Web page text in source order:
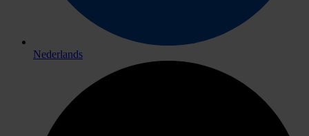
Nederlands